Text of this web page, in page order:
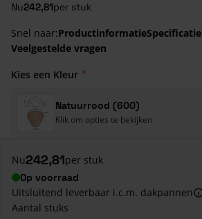
Nu242,81per stuk
Snel naar:Productinformatie
Veelgestelde vragen
Kies een Kleur
Natuurrood (600)
Klik om opties te bekijken
Nu242,81per stuk
Op voorraad
Uitsluitend leverbaar i.c.m. dakpannen
Aantal stuks